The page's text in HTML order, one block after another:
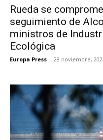
Rueda se
seguimiento de
ministros de
Ecológica
Europa Press - 28 noviembre,